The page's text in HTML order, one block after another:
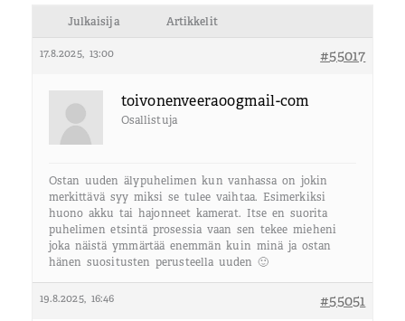
Julkaisija Artikkelit
17.8.2025, 13:00 #55017
toivonenveera00gmail-com
Osallistuja
Ostan uuden älypuhelimen kun vanhassa on jokin
merkittävä syy miksi se tulee vaihtaa. Esimerkiksi
huono akku tai hajonneet kamerat. Itse en suorita
puhelimen etsintä prosessia vaan sen tekee mieheni
joka näistä ymmärtää enemmän kuin minä ja ostan
hänen suositusten perusteella uuden 🙂
19.8.2025, 16:46 #55051